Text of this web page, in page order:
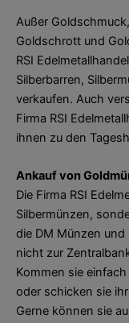
Außer
Goldschrott und
RSI
Silberbarren,
verkaufen. Auch
Firma RSI
ihnen zu den
Ankauf von
Die Firma RSI
Silbermünzen,
die DM Münzen und
nicht zur
Kommen sie
oder schicken sie
Gerne können sie